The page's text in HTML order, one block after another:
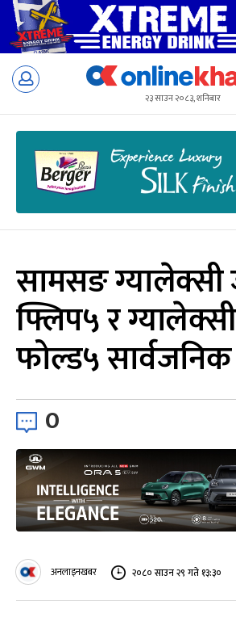
Skip
२३ साउन २०८३, शनिबार
सामसङ
फ्लिप५ र
फोल्ड५ सार्वजनिक
0
अनलाइनखबर २०८० साउन २९ गते १३:३०